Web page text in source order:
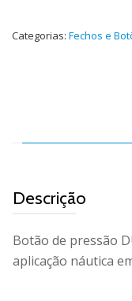
Categorias: Fechos e
Descrição
Botão de pressão
aplicação náutica